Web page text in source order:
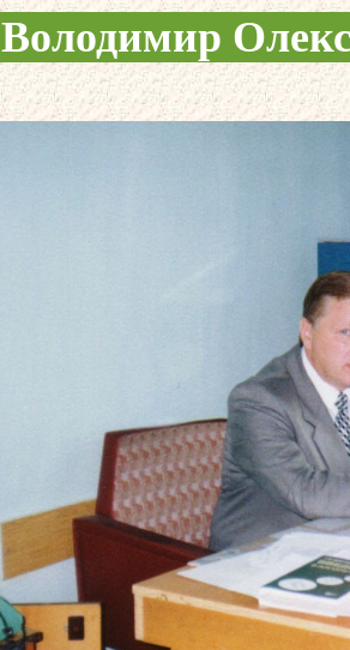
Володимир